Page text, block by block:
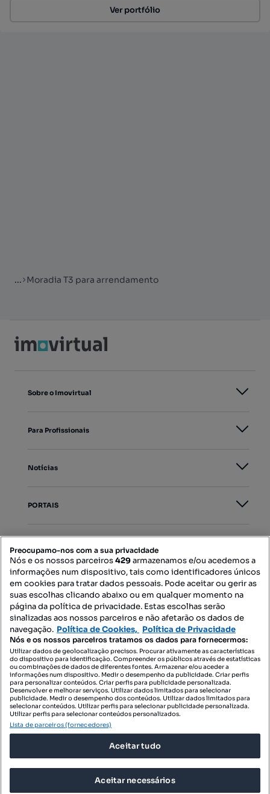
Ver portfólio
... Moradia T3 para arrendamento
Sobre o Imovirtual
Para Profissionais
Notícias
PORTAIS
Contacte-nos
SIGA-NOS:
DESCARREGAR NA:
© 2026 Imovirtual.com, OLX Portugal, S.A.
POLÍTICA DE PRIVACIDADE
Preocupamo-nos com a sua privacidade
Nós e os nossos parceiros429armazenamos e/ou acedemos a
informações num dispositivo, tais como identificadores únicos
em cookies para tratar dados pessoais. Pode aceitar ou gerir as
suas escolhas clicando abaixo ou em qualquer momento na
página da política de privacidade. Estas escolhas serão
sinalizadas aos nossos parceiros e não afetarão os dados de
navegação. Política de Cookies, Política de Privacidade
Nós e os nossos parceiros tratamos os dados para fornecermos:
Utilizar dados de geolocalização precisos. Procurar ativamente as características
do dispositivo para identificação. Compreender os públicos através de estatísticas
ou combinações de dados de diferentes fontes. Armazenar e/ou aceder a
informações num dispositivo. Medir o desempenho da publicidade. Criar perfis
para personalizar conteúdos. Criar perfis para publicidade personalizada.
Desenvolver e melhorar serviços. Utilizar dados limitados para selecionar
publicidade. Medir o desempenho dos conteúdos. Utilizar dados limitados para
selecionar conteúdos. Utilizar perfis para selecionar publicidade personalizada.
Utilizar perfis para selecionar conteúdos personalizados.
Lista de parceiros (fornecedores)
Aceitar tudo
Aceitar necessários